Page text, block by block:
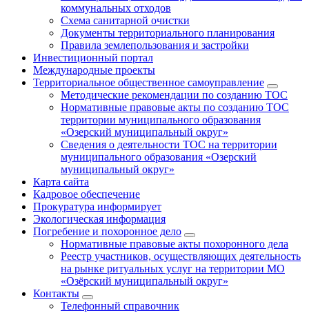
коммунальных отходов
Схема санитарной очистки
Документы территориального планирования
Правила землепользования и застройки
Инвестиционный портал
Международные проекты
Территориальное общественное самоуправление
Методические рекомендации по созданию ТОС
Нормативные правовые акты по созданию ТОС
территории муниципального образования
«Озерский муниципальный округ»
Сведения о деятельности ТОС на территории
муниципального образования «Озерский
муниципальный округ»
Карта сайта
Кадровое обеспечение
Прокуратура информирует
Экологическая информация
Погребение и похоронное дело
Нормативные правовые акты похоронного дела
Реестр участников, осуществляющих деятельность
на рынке ритуальных услуг на территории МО
«Озёрский муниципальный округ»
Контакты
Телефонный справочник